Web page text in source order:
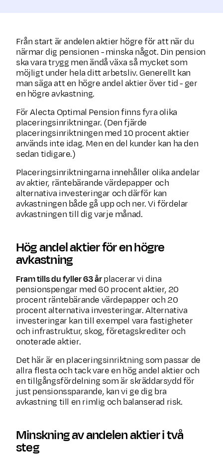
Från start är andelen aktier högre för att när du
närmar dig pensionen - minska något. Din pension
ska vara trygg men ändå växa så mycket som
möjligt under hela ditt arbetsliv. Generellt kan
man säga att en högre andel aktier över tid - ger
en högre avkastning.
För Alecta Optimal Pension finns fyra olika
placerings­inriktningar. (Den fjärde
placeringsinriktningen med 10 procent aktier
används inte idag. Men en del kunder kan ha den
sedan tidigare.)
Placeringsinriktningarna innehåller olika andelar
av aktier, ränte­bärande värdepapper och
alternativa investeringar och därför kan
avkastningen både gå upp och ner. Vi fördelar
avkastningen till dig varje månad.
Hög andel aktier för en högre
avkastning
Fram tills du fyller 63 årplacerar vi dina
pensionspengar med 60 procent aktier, 20
procent räntebärande värdepapper och 20
procent alternativa investeringar. Alternativa
inve­ster­ingar kan till exempel vara fastigheter
och infra­struktur, skog, företagskrediter och
onoterade aktier.
Det här är en placeringsinriktning som passar de
allra flesta och tack vare en hög andel aktier och
en tillgångsfördelning som är skräddarsydd för
just pensionssparande, kan vi ge dig bra
avkastning till en rimlig och balanserad risk.
Minskning av andelen aktier i två
steg